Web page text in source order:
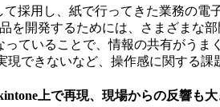
採用し、紙で行ってきた業務の
を開発するためには、さまざまな
ていることで、情報の共有がうま
現できないなど、操作感に関する課
上で再現、現場からの反響も